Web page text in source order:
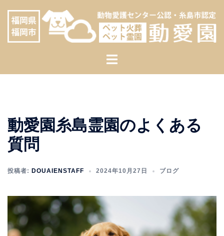
ッ
ト
ュ
ー
動愛園糸島霊園のよくある
質問
投稿者: DOUAIENSTAFF 2024年10月27日 ブログ